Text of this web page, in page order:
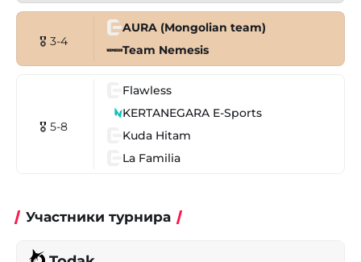
🎖 3-4
AURA (Mongolian team)
Team Nemesis
🎖 5-8
Flawless
KERTANEGARA E-Sports
Kuda Hitam
La Familia
Участники турнира